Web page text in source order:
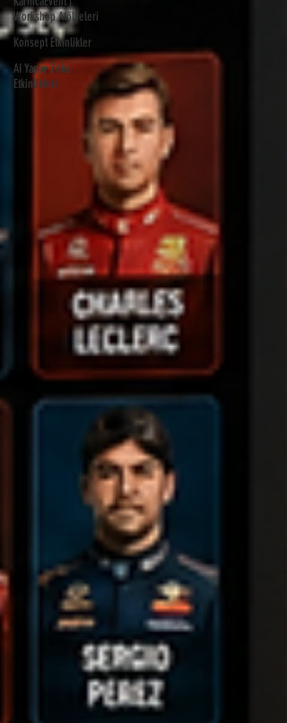
Workshop Atölyeleri
Konsept Etkinlikler
AI Yapay Zeka
Etkinlikleri